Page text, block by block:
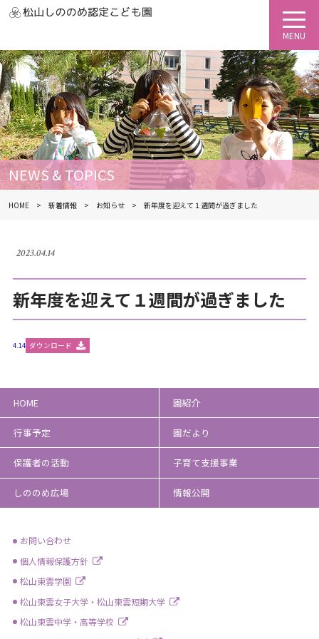
NEWS & TOPICS
HOME 新着情報 お知らせ 新年度を迎えて１週間が過ぎました
2023.04.14
新年度を迎えて１週間が過ぎました
4.14 ダウンロード
HOME 園紹介
行事予定 園だより
保護者の活動 子育て支援事業
しののめ広場 情報公開
お問い合わせ
個人情報保護方針
松山東雲学園
松山東雲女子大学・松山東雲短期大学
松山東雲中学・高等学校